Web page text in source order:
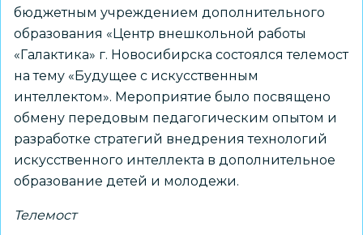
бюджетным учреждением дополнительного
образования «Центр внешкольной работы
«Галактика» г. Новосибирска состоялся телемост
на тему «Будущее с искусственным
интеллектом». Мероприятие было посвящено
обмену передовым педагогическим опытом и
разработке стратегий внедрения технологий
искусственного интеллекта в дополнительное
образование детей и молодежи.
Телемост